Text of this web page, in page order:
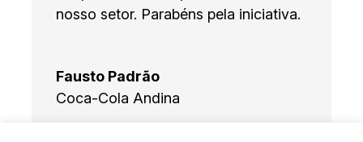
nosso setor. Parabéns pela iniciativa.
Fausto Padrão
Coca-Cola Andina